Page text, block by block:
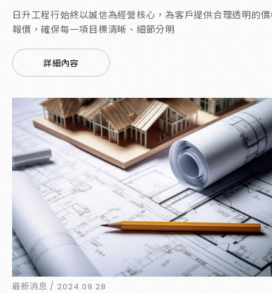
日升工程行始終以誠信為經營核心，為客戶提供合理透明的
報價，確保每一項目標清晰、細節分明
詳細內容
最新消息 / 2024.09.28